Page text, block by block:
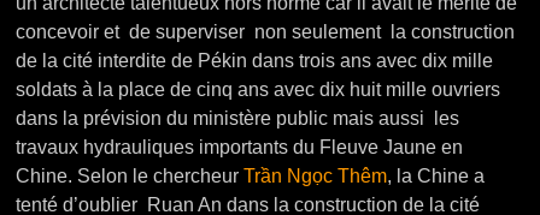
concevoir et de superviser non seulement la construction
de la cité interdite de Pékin dans trois ans avec dix mille
soldats à la place de cinq ans avec dix huit mille ouvriers
dans la prévision du ministère public mais aussi les
travaux hydrauliques importants du Fleuve Jaune en
Chine. Selon le chercheurTrần Ngọc Thêm, la Chine a
tenté d’oublier Ruan An dans la construction de la cité